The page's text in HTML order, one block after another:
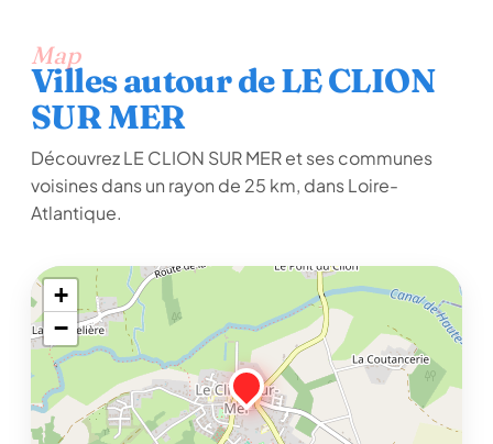
Map
Villes autour de LE CLION
SUR MER
Découvrez LE CLION SUR MER et ses communes
voisines dans un rayon de 25 km, dans Loire-
Atlantique.
+
−